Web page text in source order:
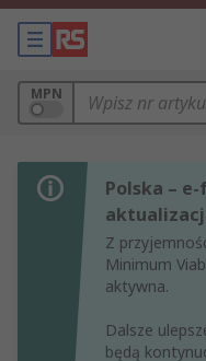
MPN
Polska –
Z
Minimum
aktywna.
Dalsze
będą